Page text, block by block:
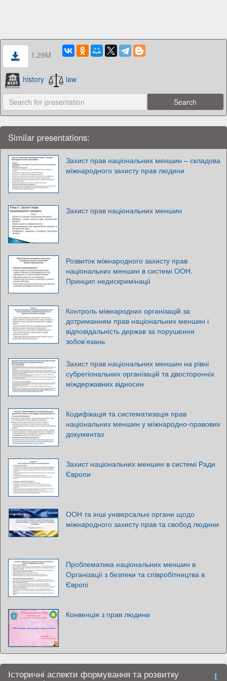
1.29M
history law
Similar presentations:
Захист прав національних меншин – складова
міжнародного захисту прав людини
Захист прав національних меншин
Розвиток міжнародного захисту прав
національних меншин в системі ООН.
Принцип недискримінації
Контроль міжнародних організацій за
дотриманням прав національних меншин і
відповідальність держав за порушення
зобов’язань
Захист прав національних меншин на рівні
субрегіональних організацій та двосторонніх
міждержавних відносин
Кодифікація та систематизація прав
національних меншин у міжнародно-правових
документах
Захист національних меншин в системі Ради
Європи
ООН та інші універсальні органи щодо
міжнародного захисту прав та свобод людини
Проблематика національних меншин в
Організації з безпеки та співробітництва в
Європі
Конвенція з прав людини
Історичні аспекти формування та розвитку